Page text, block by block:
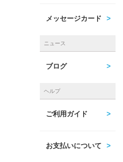
メッセージカード
ニュース
ブログ
ヘルプ
ご利用ガイド
お支払いについて